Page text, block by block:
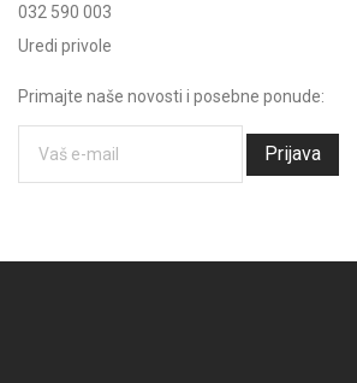
032 590 003
Uredi privole
Primajte naše novosti i posebne ponude:
Prijava